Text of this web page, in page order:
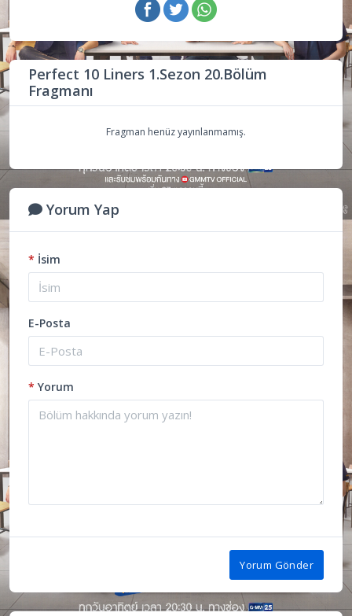
Perfect 10 Liners 1.Sezon 20.Bölüm
Fragmanı
Fragman henüz yayınlanmamış.
Yorum Yap
* İsim
E-Posta
* Yorum
Yorum Gönder